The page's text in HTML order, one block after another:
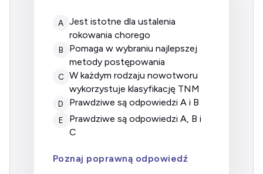
A
jest istotne dla ustalenia
rokowania chorego
B
pomaga w wybraniu najlepszej
metody postępowania
C w każdym rodzaju nowotworu
wykorzystuje klasyfikację TNM
D prawdziwe są odpowiedzi A i B
E
prawdziwe są odpowiedzi A, B i
C
Poznaj poprawną odpowiedź